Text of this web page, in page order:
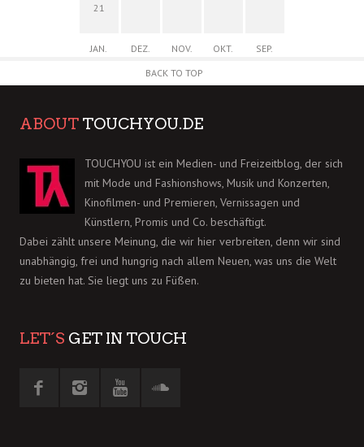
21
JAN. DEZ. NOV. OKT.
SEP.
BACK TO TOP
ABOUT TOUCHYOU.DE
TOUCHYOU ist ein Medien- und Freizeitblog, der sich
mit Mode und Fashionshows, Musik und Konzerten,
Kinofilmen- und Premieren, Vernissagen und
Künstlern, Promis und Co. beschäftigt.
Dabei zählt unsere Meinung, die wir hier verbreiten, denn wir sind
unabhängig, frei und hungrig nach allem Neuen, was uns die Welt
zu bieten hat. Sie liegt uns zu Füßen.
LET´S GET IN TOUCH